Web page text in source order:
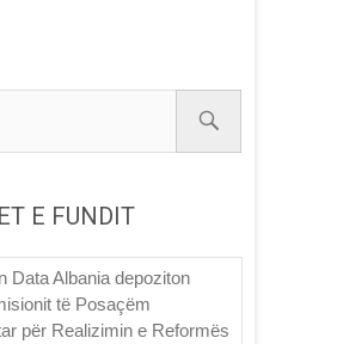
E FUNDIT
Data Albania depoziton
të Posaçëm
për Realizimin e Reformës